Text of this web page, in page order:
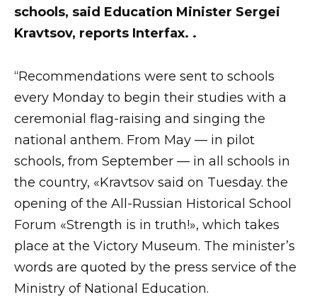
schools, said Education Minister Sergei
Kravtsov, reports Interfax. .
“Recommendations were sent to schools
every Monday to begin their studies with a
ceremonial flag-raising and singing the
national anthem. From May — in pilot
schools, from September — in all schools in
the country, «Kravtsov said on Tuesday. the
opening of the All-Russian Historical School
Forum «Strength is in truth!», which takes
place at the Victory Museum. The minister’s
words are quoted by the press service of the
Ministry of National Education.